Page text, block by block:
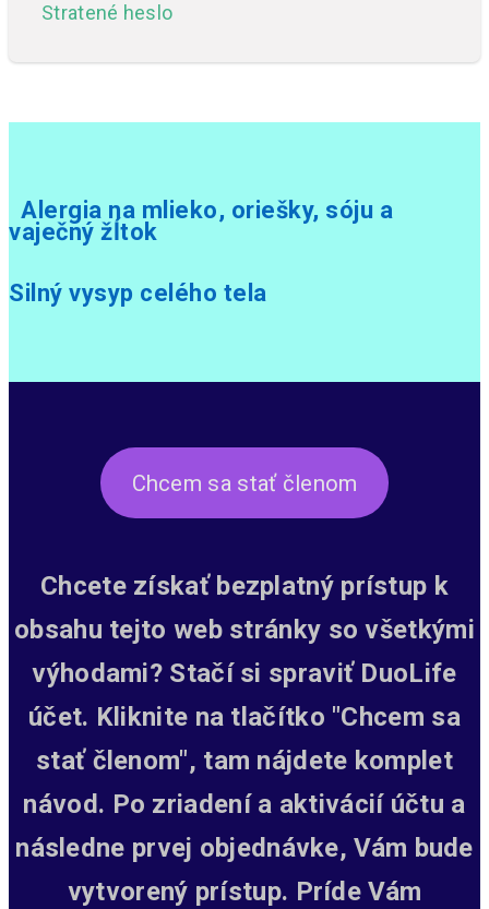
Stratené heslo
Alergia na mlieko, oriešky, sóju a
vaječný žĺtok
Silný vysyp celého tela
Chcem sa stať členom
Chcete získať bezplatný prístup k
obsahu tejto web stránky so všetkými
výhodami? Stačí si spraviť DuoLife
účet. Kliknite na tlačítko "Chcem sa
stať členom", tam nájdete komplet
návod. Po zriadení a aktivácií účtu a
následne prvej objednávke, Vám bude
vytvorený prístup. Príde Vám